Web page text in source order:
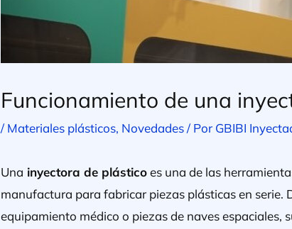
Funcionamiento de una
/ Materiales plásticos, Novedades/ Por GBIBI
Una inyectora de plásticoes una de las
manufactura para fabricar piezas plásticas en serie.
equipamiento médico o piezas de naves